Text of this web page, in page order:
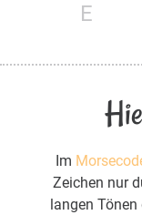
E
Im
Zeichen nur
langen